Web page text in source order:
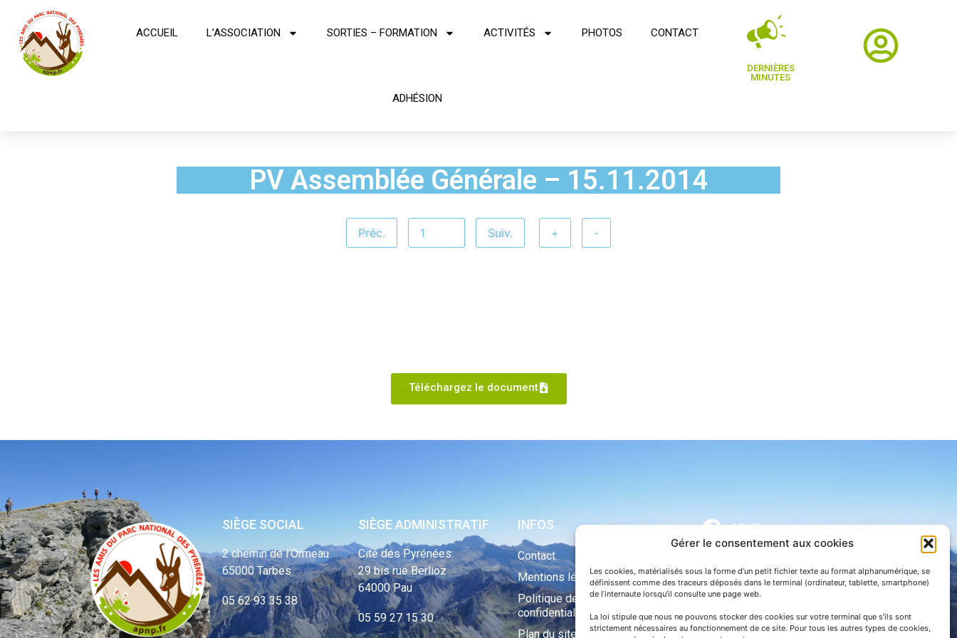
Gérer le consentement aux cookies
Les cookies, matérialisés sous la forme d’un petit fichier texte au format alphanumérique, se
définissent comme des traceurs déposés dans le terminal (ordinateur, tablette, smartphone)
de l’internaute lorsqu’il consulte une page web.
La loi stipule que nous ne pouvons stocker des cookies sur votre terminal que s’ils sont
strictement nécessaires au fonctionnement de ce site. Pour tous les autres types de cookies,
ACCUEIL L’ASSOCIATION SORTIES – FORMATION ACTIVITÉS PHOTOS CONTACT
ADHÉSION
DERNIÈRES
MINUTES
PV Assemblée Générale – 15.11.2014
Préc. Suiv. + -
Téléchargez le document
SIÈGE SOCIAL
2 chemin de l’Ormeau
65000 Tarbes
05 62 93 35 38
SIÈGE ADMINISTRATIF
Cité des Pyrénées
29 bis rue Berlioz
64000 Pau
05 59 27 15 30
INFOS
Contact
Mentions légales
Politique de
confidentialité
Plan du site
APNP
Parc national des Pyrénées